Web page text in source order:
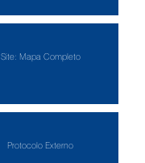
Site: Mapa Completo
Protocolo Externo